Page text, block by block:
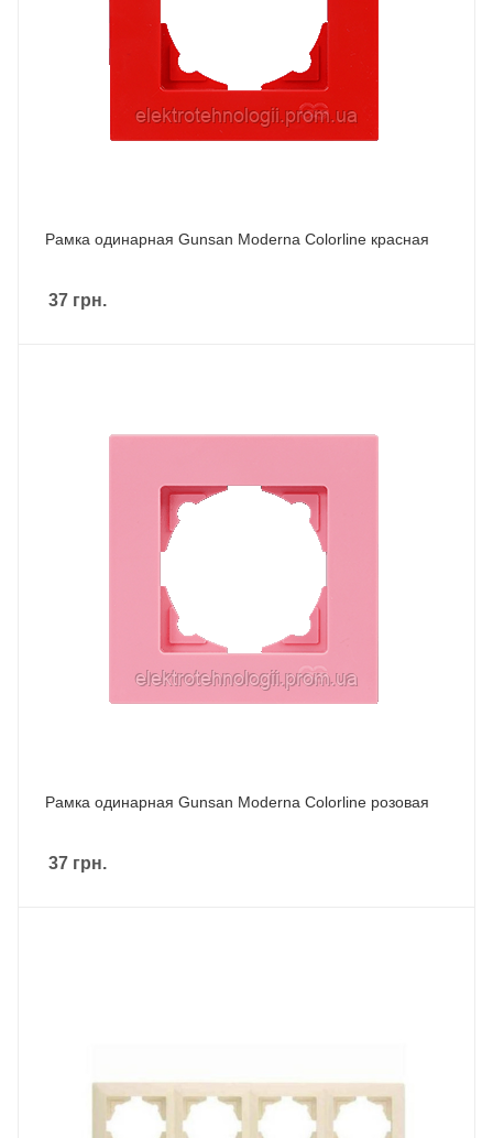
Рамка одинарная Gunsan Moderna Colorline красная
37 грн.
Рамка одинарная Gunsan Moderna Colorline розовая
37 грн.